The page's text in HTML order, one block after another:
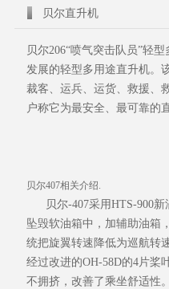
贝尔直升机
贝尔206“喷气突击队员”轻
发展的轻型多用途直升机。
裁客、运兵、运货、救援、
户称它为最安全、最可靠的
贝尔407相关介绍.
贝尔-407采用HTS-900新
坠毁软油箱中，加辅助油箱
统把旋翼转速降低为巡航转
经过改进的OH-58D的4片桨
不拥挤，改善了乘坐舒适性